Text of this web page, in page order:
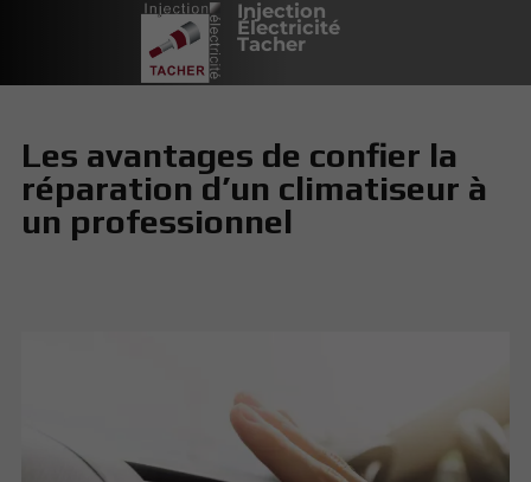
Injection
Électricité
Tacher
Les avantages de confier la
réparation d’un climatiseur à
un professionnel